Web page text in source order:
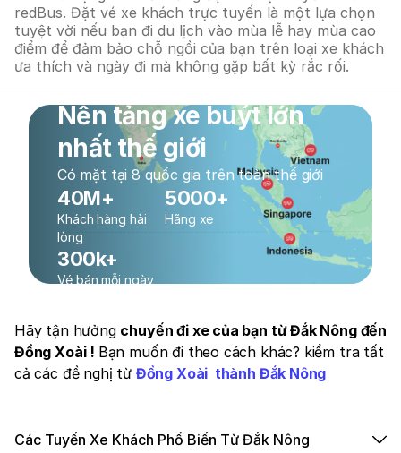
redBus. Đặt vé xe khách trực tuyến là một lựa chọn
tuyệt vời nếu bạn đi du lịch vào mùa lễ hay mùa cao
điểm để đảm bảo chỗ ngồi của bạn trên loại xe khách
ưa thích và ngày đi mà không gặp bất kỳ rắc rối.
Nền tảng xe buýt lớn
nhất thế giới
Có mặt tại 8 quốc gia trên toàn thế giới
40M+
Khách hàng hài
lòng
5000+
Hãng xe
300k+
Vé bán mỗi ngày
Hãy tận hưởng chuyến đi xe của bạn từ Đắk Nông đến
Đồng Xoài ! Bạn muốn đi theo cách khác? kiểm tra tất
cả các đề nghị từ Đồng Xoài thành Đắk Nông
Các Tuyến Xe Khách Phổ Biến Từ Đắk Nông